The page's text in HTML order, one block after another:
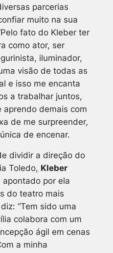
parcerias
muito na sua
fato do Kleber ter
como ator, ser
iluminador,
visão de todas as
e isso me encanta
a trabalhar juntos,
aprendo demais com
de me surpreender,
de encenar.
dividir a direção do
Toledo, Kleber
apontado por ela
do teatro mais
“Tem sido uma
colabora com um
ágil em cenas
a minha